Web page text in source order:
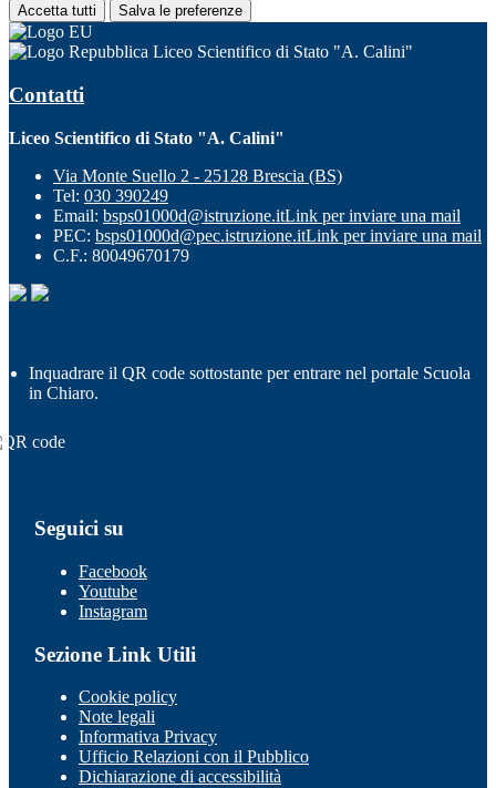
Accetta tutti Salva le preferenze
Liceo Scientifico di Stato "A. Calini"
Contatti
Liceo Scientifico di Stato "A. Calini"
Via Monte Suello 2 - 25128 Brescia (BS)
Tel: 030 390249
Email: bsps01000d@istruzione.itLink per inviare una mail
PEC: bsps01000d@pec.istruzione.itLink per inviare una mail
C.F.: 80049670179
Inquadrare il QR code sottostante per entrare nel portale Scuola
in Chiaro.
Seguici su
Facebook
Youtube
Instagram
Sezione Link Utili
Cookie policy
Note legali
Informativa Privacy
Ufficio Relazioni con il Pubblico
Dichiarazione di accessibilità